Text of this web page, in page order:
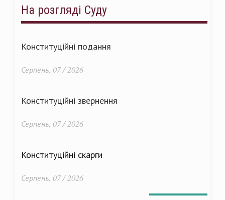
На розгляді Суду
Конституційні подання
Серпень, 07 / 2026
Конституційні звернення
Серпень, 07 / 2026
Конституційні скарги
Серпень, 07 / 2026